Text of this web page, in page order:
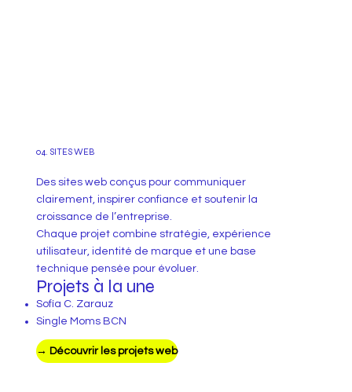
04. SITES WEB
Des sites web conçus pour communiquer
clairement, inspirer confiance et soutenir la
croissance de l’entreprise.
Chaque projet combine stratégie, expérience
utilisateur, identité de marque et une base
technique pensée pour évoluer.
Projets à la une
Sofía C. Zarauz
Single Moms BCN
→ Découvrir les projets web